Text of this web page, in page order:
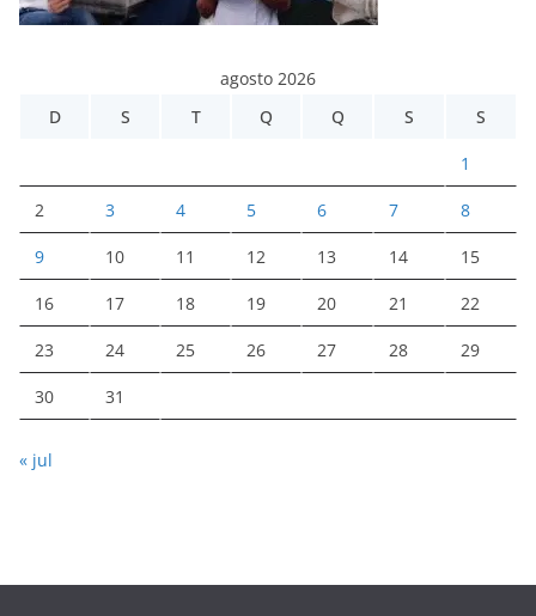
agosto 2026
D
S T Q Q S S
1
2 3 4 5 6 7 8
9 10 11 12 13 14 15
16 17 18 19 20 21 22
23 24 25 26 27 28 29
30 31
« jul